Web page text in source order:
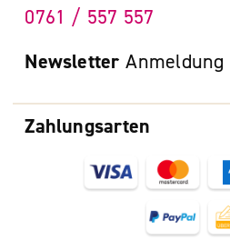
Zahlungsarten
0761 / 557 557
Newsletter Anmeldung